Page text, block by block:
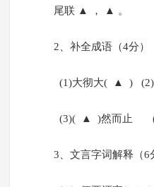
尾联 ▲ ， ▲ 。
2、补全成语（4分）
(1)大彻大( ▲ )
(3)( ▲ )然而止
3、文言字词解释（6